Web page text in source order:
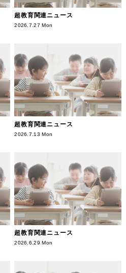
超教育関連ニュース
2026.7.27 Mon
超教育関連ニュース
2026.7.13 Mon
超教育関連ニュース
2026.6.29 Mon